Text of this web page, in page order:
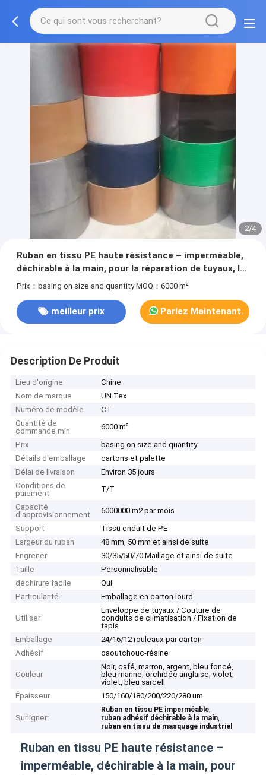
2/4
Ruban en tissu PE haute résistance – imperméable,
déchirable à la main, pour la réparation de tuyaux, le
regroupement et le masquage industriel
Prix：basing on size and quantity MOQ：6000 m²
meilleur prix Parlez Maintenant.
Description De Produit
Lieu d'origine
Chine
Nom de marque
UN.Tex
Numéro de modèle
CT
Quantité de
commande min
6000 m²
Prix
basing on size and quantity
Détails d'emballage
cartons et palette
Délai de livraison
Environ 35 jours
Conditions de
paiement
T/T
Capacité
d'approvisionnement
6000000 m2 par mois
Support
Tissu enduit de PE
Largeur du ruban
48 mm, 50 mm et ainsi de suite
Engrener
30/35/50/70 Maillage et ainsi de suite
Taille
Personnalisable
déchirure facile
Oui
Particularité
Emballage en carton lourd
Utiliser
Enveloppe de tuyaux / Couture de
conduits de climatisation / Fixation de
tapis
Emballage
24/16/12 rouleaux par carton
Adhésif
caoutchouc-résine
Couleur
Noir, café, marron, argent, bleu foncé,
bleu marine, orchidée anglaise, violet,
violet, bleu sarcell
Épaisseur
150/160/180/200/220/280 um
Surligner:
Ruban en tissu PE imperméable,
ruban adhésif déchirable à la main,
ruban en tissu de masquage industriel
Ruban en tissu PE haute résistance –
imperméable, déchirable à la main, pour